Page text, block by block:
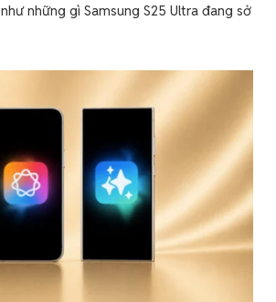
những gì Samsung S25 Ultra đang sở